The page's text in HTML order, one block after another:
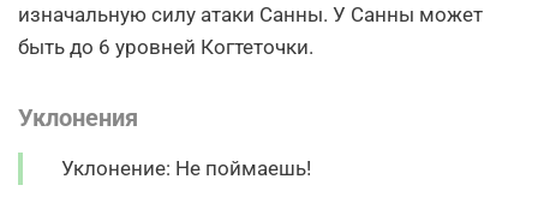
изначальную силу атаки Санны. У Санны может
быть до 6 уровней Когтеточки.
Уклонения
Уклонение: Не поймаешь!